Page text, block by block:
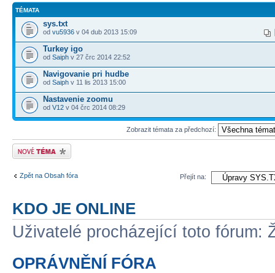
TÉMATA
sys.txt
od vu5936 v 04 dub 2013 15:09
Turkey igo
od Saiph v 27 črc 2014 22:52
Navigovanie pri hudbe
od Saiph v 11 lis 2013 15:00
Nastavenie zoomu
od V12 v 04 črc 2014 08:29
Zobrazit témata za předchozí:
Odeslat nové téma
Zpět na Obsah fóra Přejít na:
KDO JE ONLINE
Uživatelé procházející toto fórum:
OPRÁVNĚNÍ FÓRA